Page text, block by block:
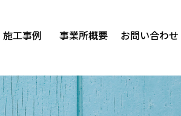
施工事例 事業所概要 お問い合わせ